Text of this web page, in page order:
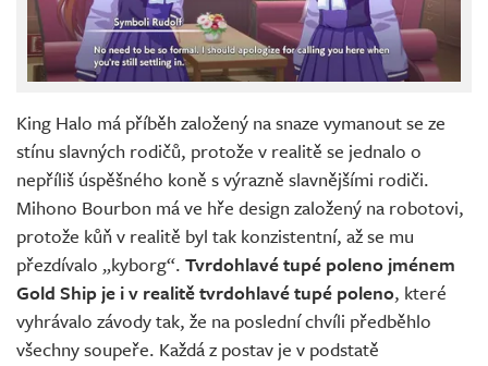
King Halo má příběh založený na snaze vymanout se ze
stínu slavných rodičů, protože v realitě se jednalo o
nepříliš úspěšného koně s výrazně slavnějšími rodiči.
Mihono Bourbon má ve hře design založený na robotovi,
protože kůň v realitě byl tak konzistentní, až se mu
přezdívalo „kyborg“. Tvrdohlavé tupé poleno jménem
Gold Ship je i v realitě tvrdohlavé tupé poleno, které
vyhrávalo závody tak, že na poslední chvíli předběhlo
všechny soupeře. Každá z postav je v podstatě